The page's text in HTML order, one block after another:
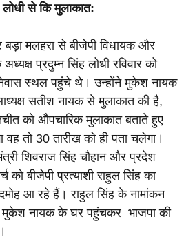
लोधी से कि मुलाकात:
बड़ा मलहरा से बीजेपी विधायक और
प्रदुम्न सिंह लोधी रविवार को
स्थल पहुंचे थे। उन्होंने मुकेश नायक
सतीश नायक से मुलाकात की है,
को औपचारिक मुलाकात बताते हुए
वह तो 30 तारीख को ही पता चलेगा।
शिवराज सिंह चौहान और प्रदेश
को बीजेपी प्रत्याशी राहुल सिंह का
आ रहे हैं। राहुल सिंह के नामांकन
मुकेश नायक के घर पहुंचकर  भाजपा की